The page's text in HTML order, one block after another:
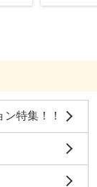
特集！！